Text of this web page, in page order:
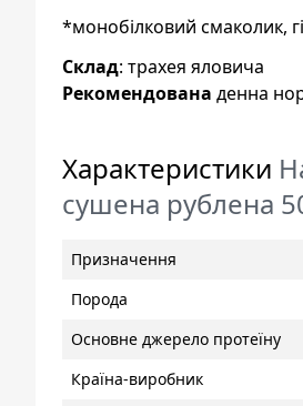
*монобілковий смаколик,
Склад: трахея яловича
Рекомендована денна
Характеристики
сушена рублена
Призначення
Порода
Основне джерело протеїну
Країна-виробник